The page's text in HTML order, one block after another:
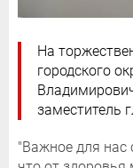
На
городского
заместитель
"Важное для